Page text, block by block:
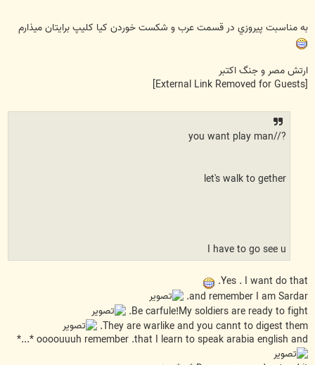
به مناسبت پيروزي در قسمت عرب و شکست خوردن کيا کليپ برايتان ميذارم
ارتش مصر و جنگ اکتبر
?//you want play man
let's walk to gether
I have to go see u
Yes . I want do that.
and remember I am Sardar.
Be carfule!My soldiers are ready to fight.
They are warlike and you cannt to digest them.
oooouuuh remember .that I learn to speak arabia english and *...*